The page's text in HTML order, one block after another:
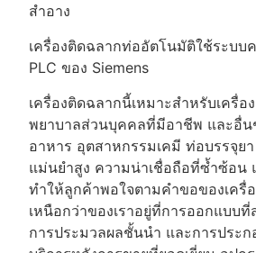
สำอาง
เครื่องติดฉลากท่ออัตโนมัติใช้ระบ
PLC ของ Siemens
เครื่องติดฉลากนี้เหมาะสำหรับเครื่อ
พยาบาลส่วนบุคคลที่มีอาชีพ และอื่น
อาหาร อุตสาหกรรมเคมี ท่อบรรจุย
แม่นยำสูง ความน่าเชื่อถือที่ซ้ำซ้อน
ทำให้ลูกค้าพอใจตามคำขอของเครื่
เหนือกว่าของเราอยู่ที่การออกแบบ
การประมวลผลชั้นนำ และการประ